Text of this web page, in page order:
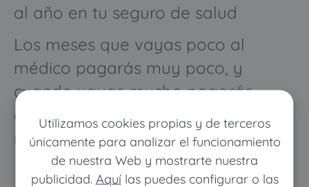
Utilizamos cookies propias y de terceros
únicamente para analizar el funcionamiento
de nuestra Web y mostrarte nuestra
publicidad. Aquílas puedes configurar o las
al año en tu seguro de salud
Los meses que vayas poco al
médico pagarás muy poco, y
cuando vayas mucho pagarás
como con un seguro médico
normal